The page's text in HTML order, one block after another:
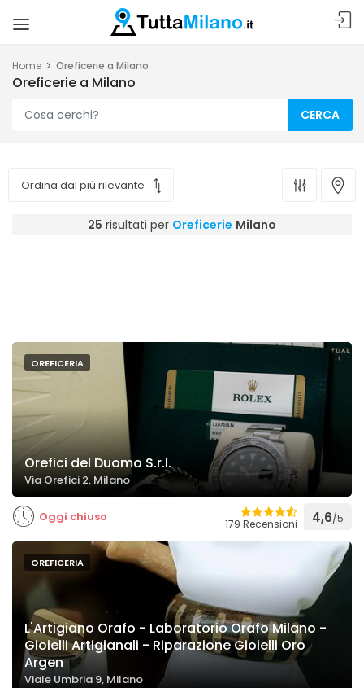
Home Oreficerie a Milano
Oreficerie a Milano
CERCA
25 risultati per Oreficerie Milano
OREFICERIA
Orefici del Duomo S.r.l.
Via Orefici 2, Milano
Oggi chiuso 179 Recensioni 4,6/5
OREFICERIA
L'Artigiano Orafo - Laboratorio Orafo Milano -
Gioielli Artigianali - Riparazione Gioielli Oro
Argen
Viale Umbria 9, Milano